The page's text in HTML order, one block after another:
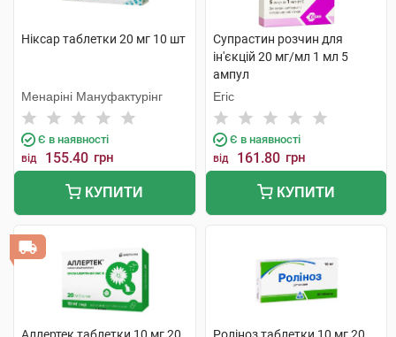
Ніксар таблетки 20 мг 10 шт
Менаріні Мануфактурінг
Є в наявності
від 155.40 грн
КУПИТИ
Супрастин розчин для
ін'єкцій 20 мг/мл 1 мл 5
ампул
Егіс
Є в наявності
від 161.80 грн
КУПИТИ